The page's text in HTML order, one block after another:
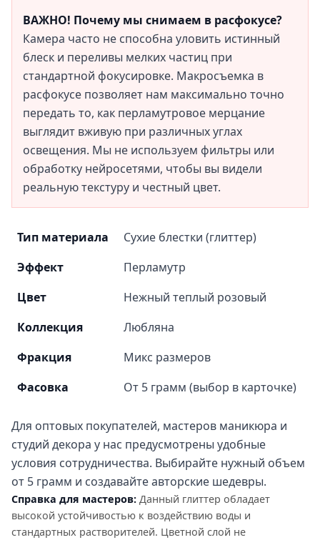
ВАЖНО! Почему мы снимаем в расфокусе?
Камера часто не способна уловить истинный
блеск и переливы мелких частиц при
стандартной фокусировке. Макросъемка в
расфокусе позволяет нам максимально точно
передать то, как перламутровое мерцание
выглядит вживую при различных углах
освещения. Мы не используем фильтры или
обработку нейросетями, чтобы вы видели
реальную текстуру и честный цвет.
Тип материала
Сухие блестки (глиттер)
Эффект
Перламутр
Цвет
Нежный теплый розовый
Коллекция
Любляна
Фракция
Микс размеров
Фасовка
От 5 грамм (выбор в карточке)
Для оптовых покупателей, мастеров маникюра и
студий декора у нас предусмотрены удобные
условия сотрудничества. Выбирайте нужный объем
от 5 грамм и создавайте авторские шедевры.
Справка для мастеров: Данный глиттер обладает
высокой устойчивостью к воздействию воды и
стандартных растворителей. Цветной слой не